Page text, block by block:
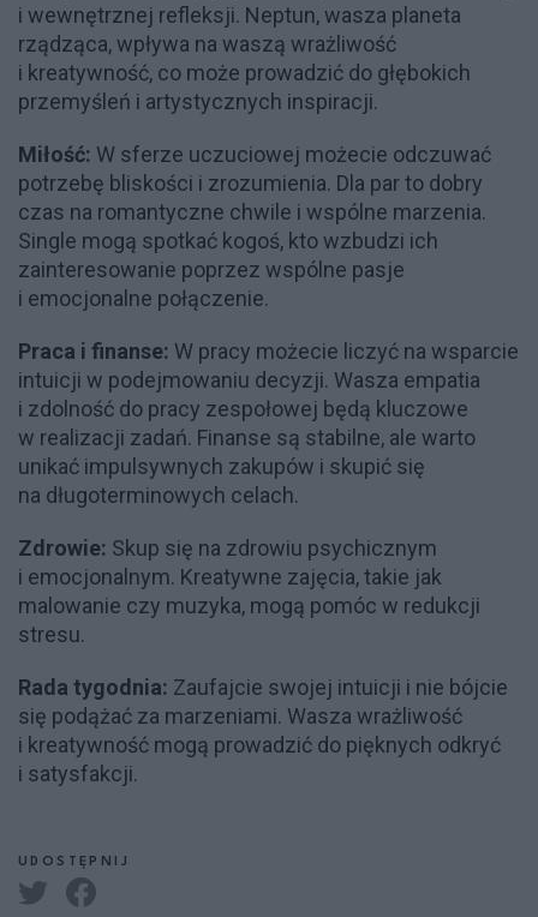
i wewnętrznej refleksji. Neptun, wasza planeta
rządząca, wpływa na waszą wrażliwość
i kreatywność, co może prowadzić do głębokich
przemyśleń i artystycznych inspiracji.
Miłość: W sferze uczuciowej możecie odczuwać
potrzebę bliskości i zrozumienia. Dla par to dobry
czas na romantyczne chwile i wspólne marzenia.
Single mogą spotkać kogoś, kto wzbudzi ich
zainteresowanie poprzez wspólne pasje
i emocjonalne połączenie.
Praca i finanse: W pracy możecie liczyć na wsparcie
intuicji w podejmowaniu decyzji. Wasza empatia
i zdolność do pracy zespołowej będą kluczowe
w realizacji zadań. Finanse są stabilne, ale warto
unikać impulsywnych zakupów i skupić się
na długoterminowych celach.
Zdrowie: Skup się na zdrowiu psychicznym
i emocjonalnym. Kreatywne zajęcia, takie jak
malowanie czy muzyka, mogą pomóc w redukcji
stresu.
Rada tygodnia: Zaufajcie swojej intuicji i nie bójcie
się podążać za marzeniami. Wasza wrażliwość
i kreatywność mogą prowadzić do pięknych odkryć
i satysfakcji.
UDOSTĘPNIJ